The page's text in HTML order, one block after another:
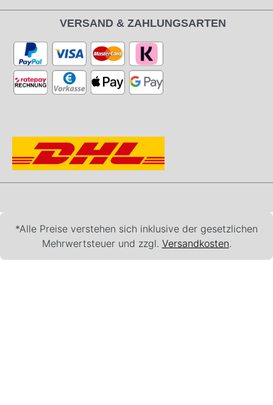
VERSAND & ZAHLUNGSARTEN
*Alle Preise verstehen sich inklusive der gesetzlichen
Mehrwertsteuer und zzgl. Versandkosten.